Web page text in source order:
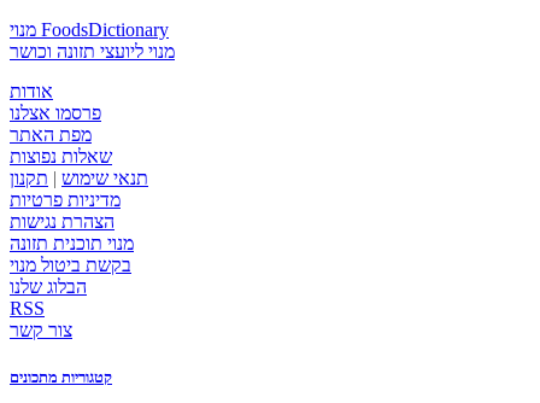
מנוי FoodsDictionary
מנוי ליועצי תזונה וכושר
אודות
פרסמו אצלנו
מפת האתר
שאלות נפוצות
תנאי שימוש | תקנון
מדיניות פרטיות
הצהרת נגישות
מנוי תוכנית תזונה
בקשת ביטול מנוי
הבלוג שלנו
RSS
צור קשר
קטגוריות מתכונים